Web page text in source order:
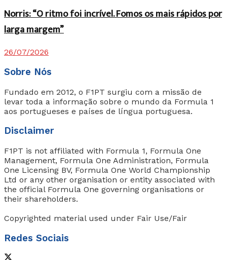
Norris: “O ritmo foi incrível. Fomos os mais rápidos por
larga margem”
26/07/2026
Sobre Nós
Fundado em 2012, o F1PT surgiu com a missão de
levar toda a informação sobre o mundo da Formula 1
aos portugueses e países de língua portuguesa.
Disclaimer
F1PT is not affiliated with Formula 1, Formula One
Management, Formula One Administration, Formula
One Licensing BV, Formula One World Championship
Ltd or any other organisation or entity associated with
the official Formula One governing organisations or
their shareholders.
Copyrighted material used under Fair Use/Fair
Redes Sociais